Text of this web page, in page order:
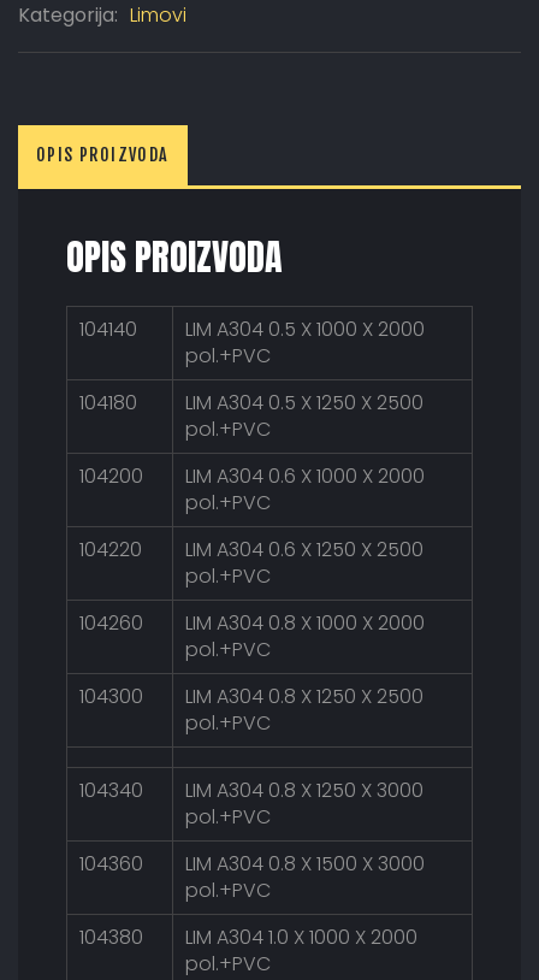
Kategorija: Limovi
OPIS PROIZVODA
OPIS PROIZVODA
104140
LIM A304 0.5 X 1000 X 2000
pol.+PVC
104180
LIM A304 0.5 X 1250 X 2500
pol.+PVC
104200
LIM A304 0.6 X 1000 X 2000
pol.+PVC
104220
LIM A304 0.6 X 1250 X 2500
pol.+PVC
104260
LIM A304 0.8 X 1000 X 2000
pol.+PVC
104300
LIM A304 0.8 X 1250 X 2500
pol.+PVC
104340
LIM A304 0.8 X 1250 X 3000
pol.+PVC
104360
LIM A304 0.8 X 1500 X 3000
pol.+PVC
104380
LIM A304 1.0 X 1000 X 2000
pol.+PVC